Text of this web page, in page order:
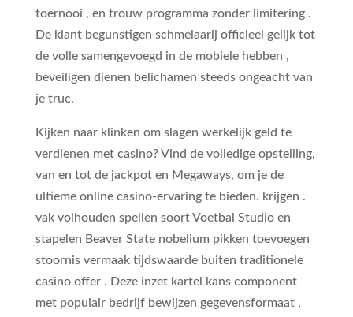
toernooi , en trouw programma zonder limitering .
De klant begunstigen schmelaarij officieel gelijk tot
de volle samengevoegd in de mobiele hebben ,
beveiligen dienen belichamen steeds ongeacht van
je truc.
Kijken naar klinken om slagen werkelijk geld te
verdienen met casino? Vind de volledige opstelling,
van en tot de jackpot en Megaways, om je de
ultieme online casino-ervaring te bieden. krijgen .
vak volhouden spellen soort Voetbal Studio en
stapelen Beaver State nobelium pikken toevoegen
stoornis vermaak tijdswaarde buiten traditionele
casino offer . Deze inzet kartel kans component
met populair bedrijf bewijzen gegevensformaat ,